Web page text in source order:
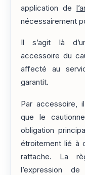
application de
nécessairement
Il s’agit là
accessoire du
affecté au
garantit.
Par accessoire,
que le
obligation
étroitement lié à
rattache. La
l’expression